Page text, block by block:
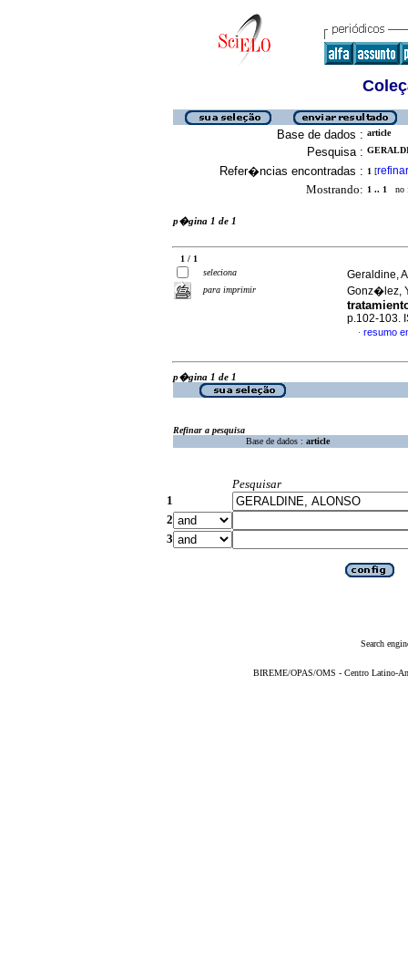
Base de dados : article
Pesquisa :
Refer�ncias encontradas : 1 [refinar
Mostrando: 1 .. 1 no
p�gina 1 de 1
1 / 1
seleciona
para imprimir
Geraldine,
Gonz�lez,
p.102-103.
· resumo
p�gina 1 de 1
Refinar a pesquisa
Base de dados : article
Pesquisar
1
2
3
Search
BIREME/OPAS/OMS - Centro Latino-